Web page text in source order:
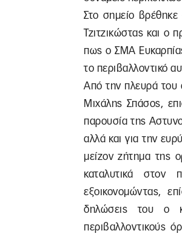
Στο σημείο βρέθηκε
Τζιτζικώστας και ο
πως ο ΣΜΑ
το περιβαλλοντικό
Από την πλευρά του
Μιχάλης Σπάσος,
παρουσία της
αλλά και για την
μείζον ζήτημα της
καταλυτικά στον
εξοικονομώντας,
δηλώσεις του ο
περιβαλλοντικούς